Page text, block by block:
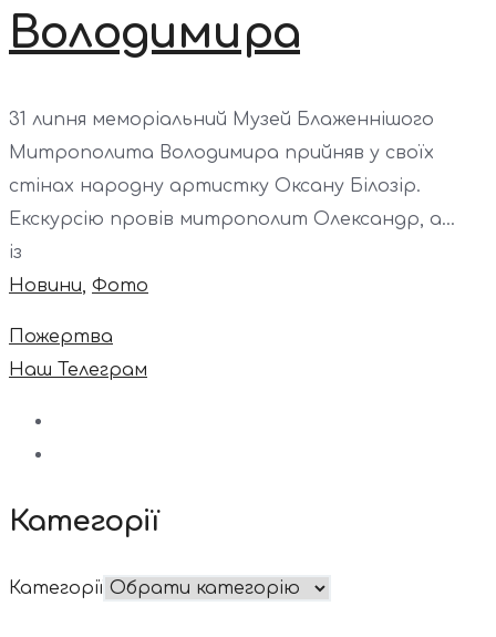
Володимира
31 липня меморіальний Музей Блаженнішого
Митрополита Володимира прийняв у своїх
стінах народну артистку Оксану Білозір.
Екскурсію провів митрополит Олександр, а...
із
Новини, Фото
Пожертва
Наш Телеграм
Категорії
Категорії